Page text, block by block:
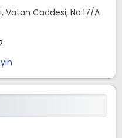
Vatan Caddesi, No:17/A